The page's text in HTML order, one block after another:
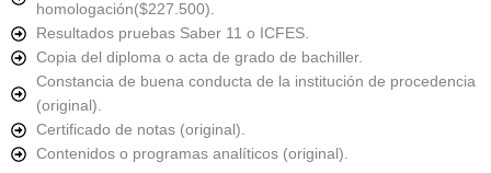
homologación($227.500).
Resultados pruebas Saber 11 o ICFES.
Copia del diploma o acta de grado de bachiller.
Constancia de buena conducta de la institución de procedencia
(original).
Certificado de notas (original).
Contenidos o programas analíticos (original).